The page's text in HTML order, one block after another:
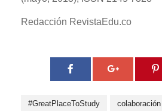
Redacción RevistaEdu.co
#GreatPlaceToStudy colaboración